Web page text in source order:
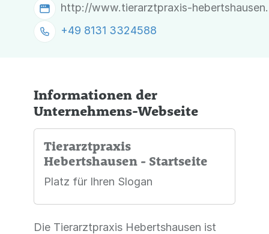
http://www.tierarztpraxis-
+49 8131 3324588
Informationen der
Unternehmens-Webseite
Tierarztpraxis
Hebertshausen - Startseite
Platz für Ihren Slogan
Die Tierarztpraxis Hebertshausen ist